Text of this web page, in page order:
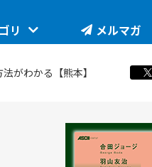
未来を変え
ICTスター
の技 堺市・中百
マスク・ド
JAPAN
リ メルマガ
がわかる【熊本】